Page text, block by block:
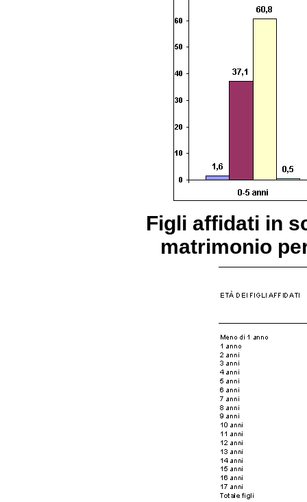
Figli affidati in
matrimonio